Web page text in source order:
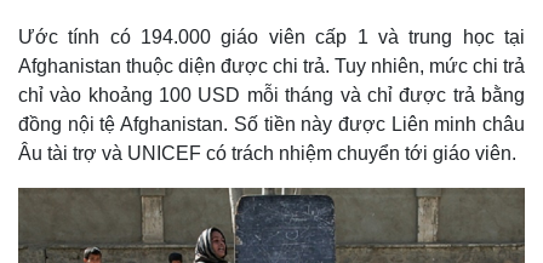
Ước tính có 194.000 giáo viên cấp 1 và trung học tại
Afghanistan thuộc diện được chi trả. Tuy nhiên, mức chi trả
chỉ vào khoảng 100 USD mỗi tháng và chỉ được trả bằng
đồng nội tệ Afghanistan. Số tiền này được Liên minh châu
Âu tài trợ và UNICEF có trách nhiệm chuyển tới giáo viên.